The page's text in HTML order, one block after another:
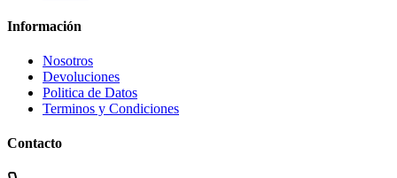
Información
Nosotros
Devoluciones
Politica de Datos
Terminos y Condiciones
Contacto